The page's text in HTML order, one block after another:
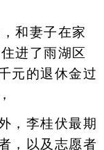
和妻子在家
进了雨湖区
元的退休金过
李桂伏最期
，以及志愿者